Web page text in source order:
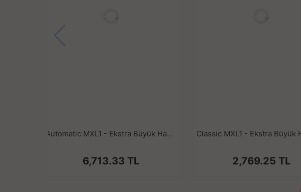
Automatic MXL1 - Ekstra Büyük Hazneli Yedek Başlıklı 6 Emiş Modlu Dijital Ekran Profesyonel Otomatik Penis Pompası
6,713.33 TL 2,769.25 TL